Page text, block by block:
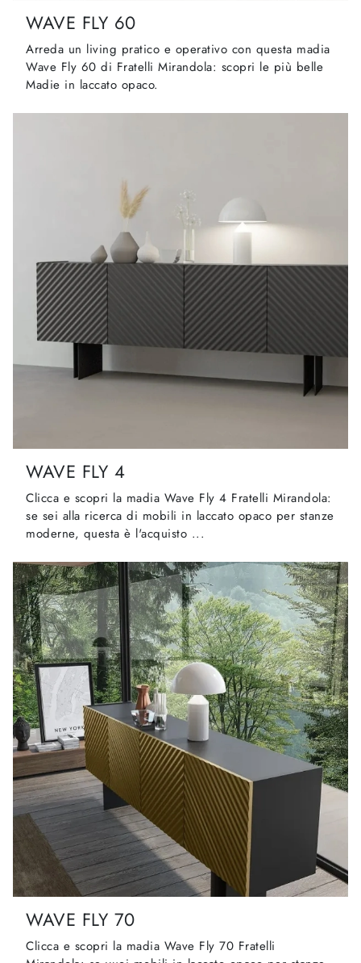
WAVE FLY 60
Arreda un living pratico e operativo con questa madia
Wave Fly 60 di Fratelli Mirandola: scopri le più belle
Madie in laccato opaco.
WAVE FLY 4
Clicca e scopri la madia Wave Fly 4 Fratelli Mirandola:
se sei alla ricerca di mobili in laccato opaco per stanze
moderne, questa è l'acquisto ...
WAVE FLY 70
Clicca e scopri la madia Wave Fly 70 Fratelli